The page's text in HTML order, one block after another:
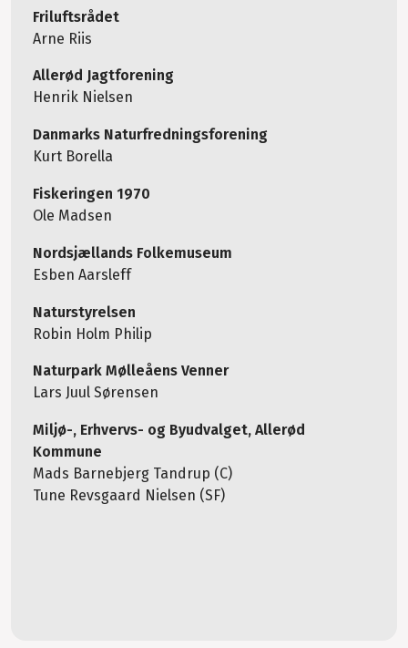
Friluftsrådet
Arne Riis
Allerød Jagtforening
Henrik Nielsen
Danmarks Naturfredningsforening
Kurt Borella
Fiskeringen 1970
Ole Madsen
Nordsjællands Folkemuseum
Esben Aarsleff
Naturstyrelsen
Robin Holm Philip
Naturpark Mølleåens Venner
Lars Juul Sørensen
Miljø-, Erhvervs- og Byudvalget, Allerød
Kommune
Mads Barnebjerg Tandrup (C)
Tune Revsgaard Nielsen (SF)